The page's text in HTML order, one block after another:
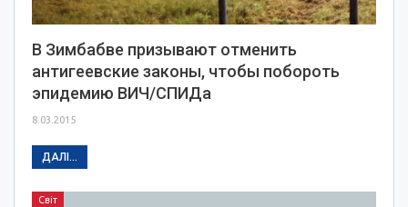
В Зимбабве призывают отменить
антигеевские законы, чтобы побороть
эпидемию ВИЧ/СПИДа
8.03.2015
ДАЛІ...
Світ